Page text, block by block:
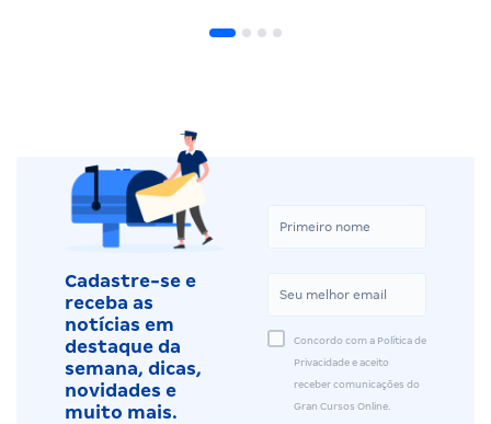
Cadastre-se e
receba as
notícias em
destaque da
semana, dicas,
novidades e
muito mais.
Concordo com a Política de
Privacidade e aceito
receber comunicações do
Gran Cursos Online.